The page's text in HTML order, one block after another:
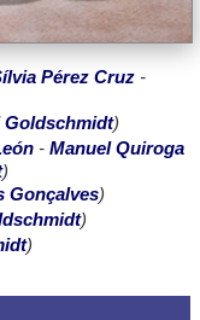
Pérez Cruz -
Goldschmidt)
- Manuel Quiroga
)
Gonçalves)
)
)